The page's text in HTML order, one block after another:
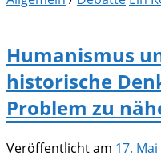
Humanismus
historische
Problem zu
Veröffentlicht am 17.